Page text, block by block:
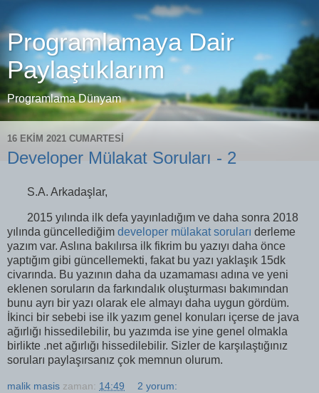
Programlamaya Dair
Paylaştıklarım
Programlama Dünyam
16 EKIM 2021 CUMARTESI
Developer Mülakat Soruları - 2
S.A. Arkadaşlar,
2015 yılında ilk defa yayınladığım ve daha sonra 2018
yılında güncellediğim developer mülakat soruları derleme
yazım var. Aslına bakılırsa ilk fikrim bu yazıyı daha önce
yaptığım gibi güncellemekti, fakat bu yazı yaklaşık 15dk
civarında. Bu yazının daha da uzamaması adına ve yeni
eklenen soruların da farkındalık oluşturması bakımından
bunu ayrı bir yazı olarak ele almayı daha uygun gördüm.
İkinci bir sebebi ise ilk yazım genel konuları içerse de java
ağırlığı hissedilebilir, bu yazımda ise yine genel olmakla
birlikte .net ağırlığı hissedilebilir. Sizler de karşılaştığınız
soruları paylaşırsanız çok memnun olurum.
malik masis zaman: 14:49 2 yorum: